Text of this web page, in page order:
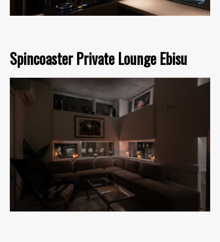
Spincoaster Private Lounge Ebisu